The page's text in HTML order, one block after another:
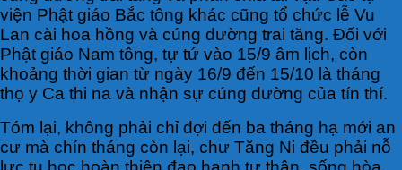
viện Phật giáo Bắc tông khác cũng tổ chức lễ Vu
Lan cài hoa hồng và cúng dường trai tăng. Đối với
Phật giáo Nam tông, tự tứ vào 15/9 âm lịch, còn
khoảng thời gian từ ngày 16/9 đến 15/10 là tháng
thọ y Ca thi na và nhận sự cúng dường của tín thí.
Tóm lại, không phải chỉ đợi đến ba tháng hạ mới an
cư mà chín tháng còn lại, chư Tăng Ni đều phải nỗ